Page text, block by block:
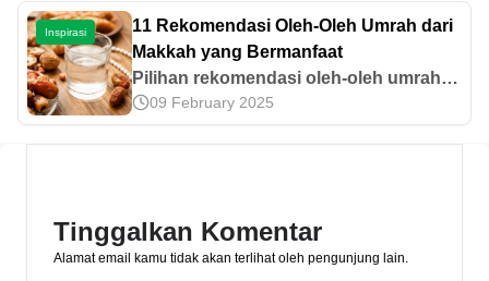
sebuah kebutuhan. Masalah biaya dan
kedisiplinan menjadi beberapa faktor
yang melatarbelakangi mengapa
banyak masyarakat yang lebih memilih
kendaraan umum. Jakarta yang juga
di seluruh penjuru Jakarta, kita akan
merasakan macet. Banyaknya [&hellip;]
Inspirasi
11 Rekomendasi Oleh-Oleh Umrah dari
Makkah yang Bermanfaat
Pilihan rekomendasi oleh-oleh umrah
dari Makkah sangatlah banyak, mulai
dari kurma, air zam-zam, hingga siwak.
09 February 2025
Tinggalkan Komentar
Alamat email kamu tidak akan terlihat oleh pengunjung lain.